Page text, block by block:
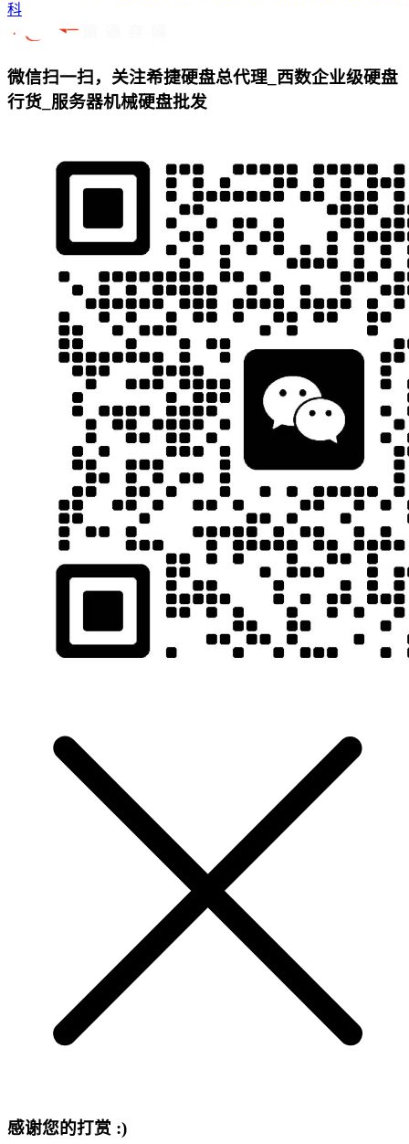
科
微信扫一扫，关注希捷硬盘总代理_西数企业级硬盘
行货_服务器机械硬盘批发
感谢您的打赏 :)